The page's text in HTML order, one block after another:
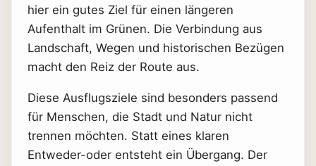
hier ein gutes Ziel für einen längeren
Aufenthalt im Grünen. Die Verbindung aus
Landschaft, Wegen und historischen Bezügen
macht den Reiz der Route aus.
Diese Ausflugsziele sind besonders passend
für Menschen, die Stadt und Natur nicht
trennen möchten. Statt eines klaren
Entweder-oder entsteht ein Übergang. Der